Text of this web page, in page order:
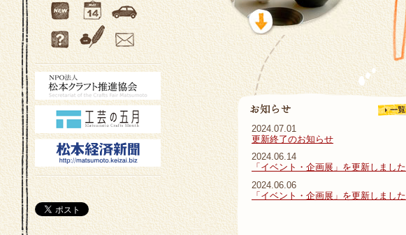
2024.07.01
更新終了のお知らせ
2024.06.14
「イベント・企画展」を更新しました
2024.06.06
「イベント・企画展」を更新しました